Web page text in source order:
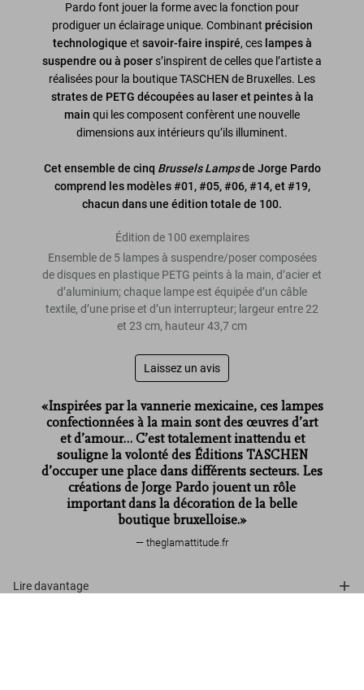
Pardo font jouer la forme avec la fonction pour
prodiguer un éclairage unique. Combinant précision
technologique et savoir-faire inspiré, ceslampes à
suspendre ou à poser s’inspirent de celles que l’artiste a
réalisées pour la boutique TASCHEN de Bruxelles. Les
strates de PETG découpées au laser et peintes à la
main qui les composent confèrent une nouvelle
dimensions aux intérieurs qu’ils illuminent.
Cet ensemble de cinq Brussels Lampsde Jorge Pardo
comprend les modèles #01, #05, #06, #14, et #19,
chacun dans une édition totale de 100.
Édition de 100 exemplaires
Ensemble de 5 lampes à suspendre/poser composées
de disques en plastique PETG peints à la main, d’acier et
d’aluminium; chaque lampe est équipée d’un câble
textile, d’une prise et d’un interrupteur; largeur entre 22
et 23 cm, hauteur 43,7 cm
Laissez un avis
«Inspirées par la vannerie mexicaine, ces lampes
confectionnées à la main sont des œuvres d’art
et d’amour… C’est totalement inattendu et
souligne la volonté des Éditions TASCHEN
d’occuper une place dans différents secteurs. Les
créations de Jorge Pardo jouent un rôle
important dans la décoration de la belle
boutique bruxelloise.»
theglamattitude.fr
Lire davantage